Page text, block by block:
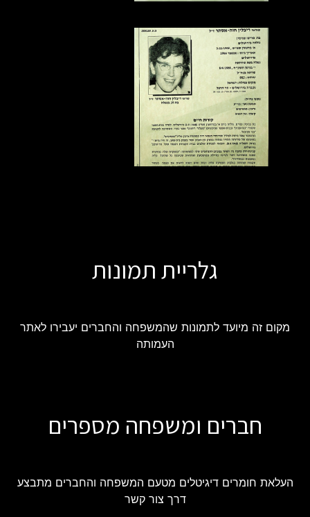
גלריית תמונות
מקום זה מיועד לתמונות שהמשפחה והחברים יעבירו לאתר
העמותה
חברים ומשפחה מספרים
העלאת חומרים דיגיטלים מטעם המשפחה והחברים מתבצע
דרך צור קשר